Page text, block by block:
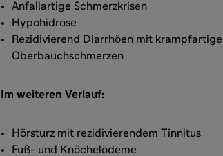
Anfallartige Schmerzkrisen
Hypohidrose
Rezidivierend Diarrhöen mit
Oberbauchschmerzen
Im weiteren Verlauf:
Hörsturz mit rezidivierendem Tinnitus
Fuß- und Knöchelödeme